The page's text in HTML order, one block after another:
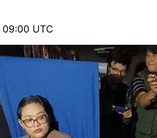
UTC